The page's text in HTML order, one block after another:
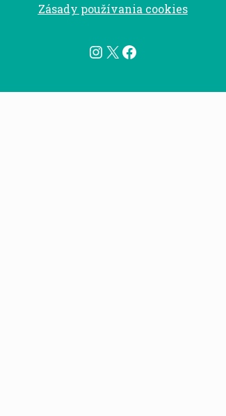
Zásady používania cookies
InstagramX Facebook